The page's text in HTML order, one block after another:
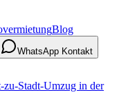
Blog
WhatsApp Kontakt
Stadt-Umzug in der